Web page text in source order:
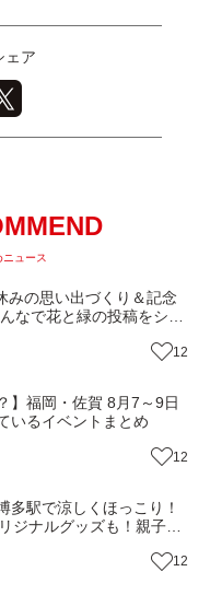
ェア
ュース
みの思い出づくり＆記念
なで花と緑の投稿をシェ
はなきん便り】Vol.55
12
】福岡・佐賀 8月7～9日
いるイベントまとめ
12
多駅で涼しくほっこり！
ジナルグッズも！親子揃
ル）【イベント】
12